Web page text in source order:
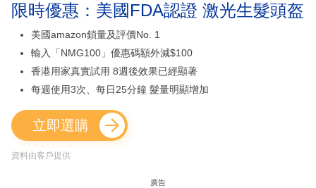
限時優惠：美國FDA認證 激光生髮頭盔
美國amazon鎖量及評價No. 1
輸入「NMG100」優惠碼額外減$100
香港用家真實試用 8週後效果已經顯著
每週使用3次、每日25分鐘 髮量明顯增加
立即選購
資料由客戶提供
廣告